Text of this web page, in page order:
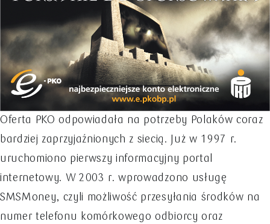
Oferta PKO odpowiadała na potrzeby Polaków coraz
bardziej zaprzyjaźnionych z siecią. Już w 1997 r.
uruchomiono pierwszy informacyjny portal
internetowy. W 2003 r. wprowadzono usługę
SMSMoney, czyli możliwość przesyłania środków na
numer telefonu komórkowego odbiorcy oraz